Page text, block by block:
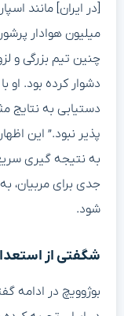
میلیون هوادار
چنین تیم بزرگی و
دشوار کرده بود. او
دستیابی به نتایج
پذیر نبود.” این
به نتیجه گیری
جدی برای
شود.
شگفتی از
بوژوویچ در ادامه